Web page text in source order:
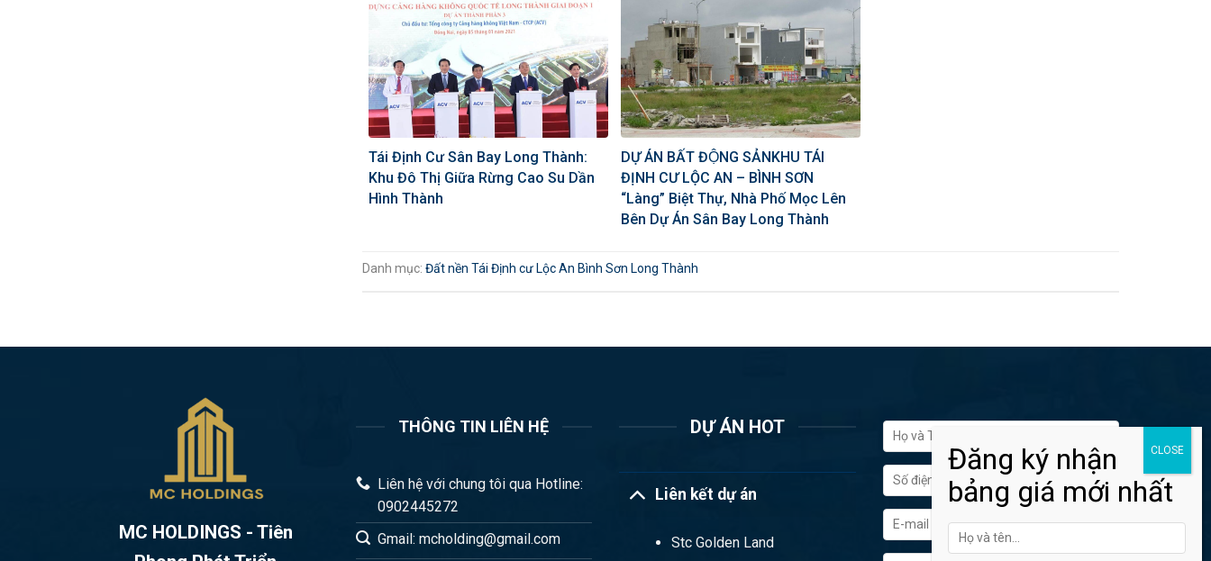
Tái Định Cư Sân Bay Long Thành:
Khu Đô Thị Giữa Rừng Cao Su Dần
Hình Thành
DỰ ÁN BẤT ĐỘNG SẢNKHU TÁI
ĐỊNH CƯ LỘC AN – BÌNH SƠN
“Làng” Biệt Thự, Nhà Phố Mọc Lên
Bên Dự Án Sân Bay Long Thành
Danh mục: Đất nền Tái Định cư Lộc An Bình Sơn Long Thành
MC HOLDINGS - Tiên
THÔNG TIN LIÊN HỆ
Liên hệ với chung tôi qua Hotline:
0902445272
Gmail: mcholding@gmail.com
DỰ ÁN HOT
Liên kết dự án
Stc Golden Land
FORM ĐĂNG KÝ TƯ VẤN